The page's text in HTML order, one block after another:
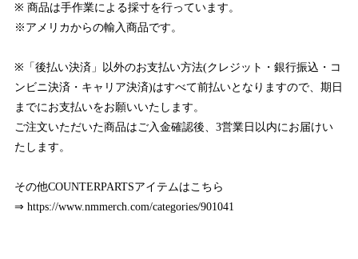
※ 商品は手作業による採寸を行っています。
※アメリカからの輸入商品です。
※「後払い決済」以外のお支払い方法(クレジット・銀行振込・コ
ンビニ決済・キャリア決済)はすべて前払いとなりますので、期日
までにお支払いをお願いいたします。
ご注文いただいた商品はご入金確認後、3営業日以内にお届けい
たします。
その他COUNTERPARTSアイテムはこちら
⇒ https://www.nmmerch.com/categories/901041